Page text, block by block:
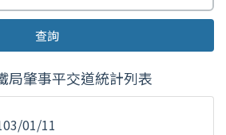
查詢
局肇事平交道統計列表
01/11